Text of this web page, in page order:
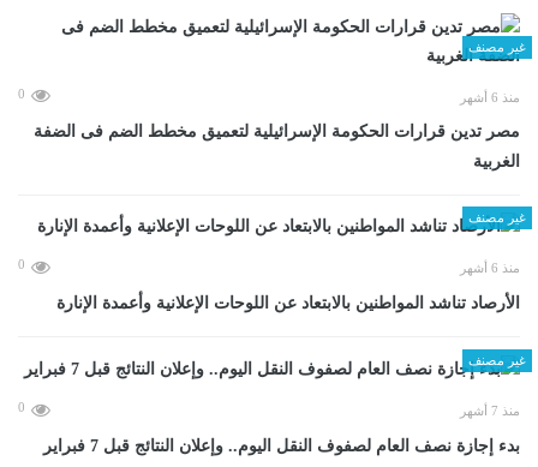
غير مصنف
منذ 6 أشهر 0
مصر تدين قرارات الحكومة الإسرائيلية لتعميق مخطط الضم فى الضفة
الغربية
غير مصنف
منذ 6 أشهر 0
الأرصاد تناشد المواطنين بالابتعاد عن اللوحات الإعلانية وأعمدة الإنارة
غير مصنف
منذ 7 أشهر 0
بدء إجازة نصف العام لصفوف النقل اليوم.. وإعلان النتائج قبل 7 فبراير